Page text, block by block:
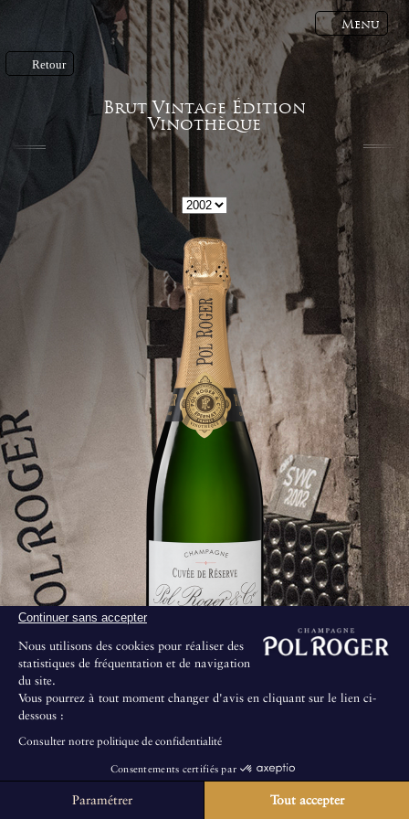
Menu
Retour
Brut Vintage Édition
Vinothèque
La Cuvée
une sélection très limitée de millésimes anciens issus de ses
cuvées emblématiques. Dégorgés au lancement initial de chaque
cuvée, ces flacons ont été redescendus dans les caves de la
Maison, pour y entamer une période de vieillissement
Vinification & Vieillissement
Une fois récoltés, les raisins ont été rapidement et délicatement
pressés. Un premier débourbage a été effectué au centre de
La Maison ne propose pas de visites au public.
Continuer sans accepter
Nous utilisons des cookies pour réaliser des
statistiques de fréquentation et de navigation
du site.
Vous pourrez à tout moment changer d'avis en cliquant sur le lien ci-
dessous :
Consulter notre politique de confidentialité
Consentements certifiés par
Paramétrer Tout accepter